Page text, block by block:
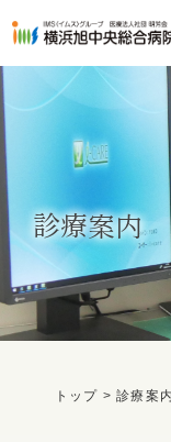
受診される方へ
保険外併用療養費につ
肛門外科
診療案内
トップ >診療案内